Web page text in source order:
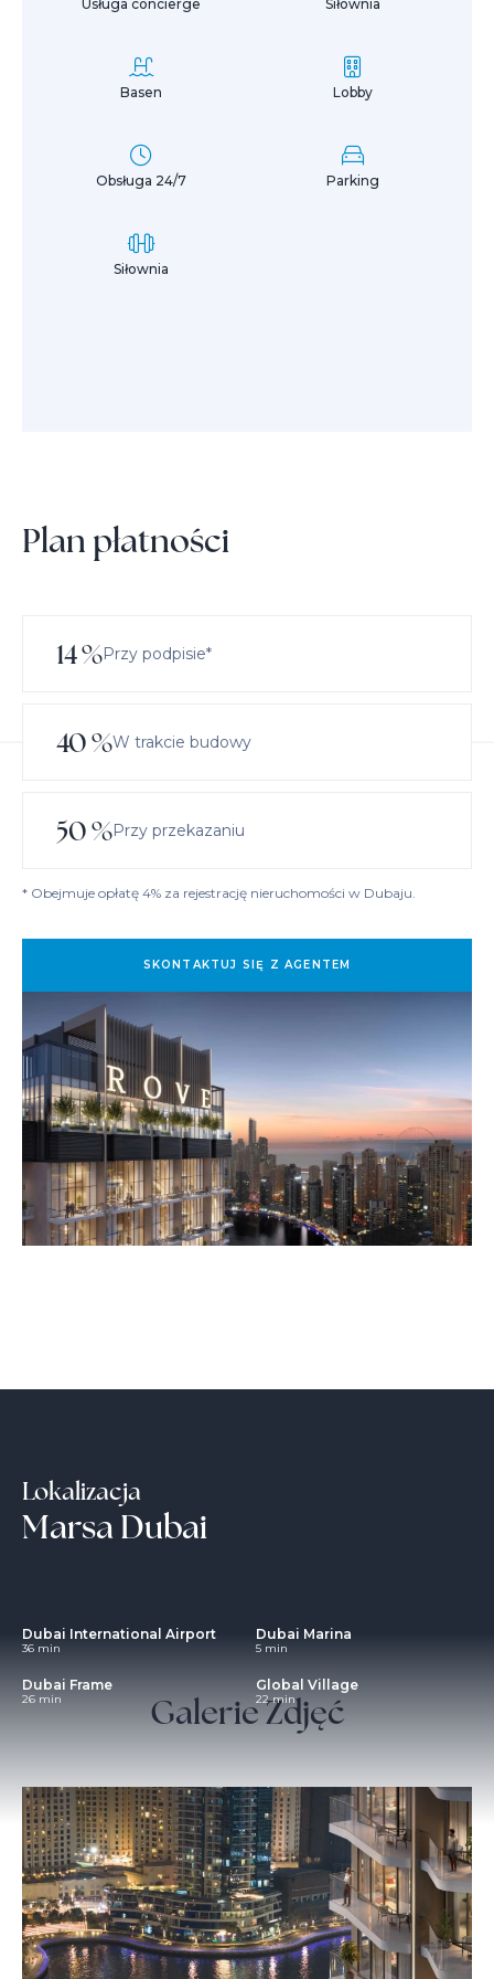
Usługa concierge Siłownia
Basen Lobby
Obsługa 24/7 Parking
Siłownia
Plan płatności
14%Przy podpisie*
40%W trakcie budowy
50%Przy przekazaniu
* Obejmuje opłatę 4% za rejestrację nieruchomości w Dubaju.
SKONTAKTUJ SIĘ Z AGENTEM
Lokalizacja
Marsa Dubai
Dubai International Airport
36 min
Dubai Marina
5 min
Dubai Frame
26 min
Global Village
22 min
Galerie Zdjęć